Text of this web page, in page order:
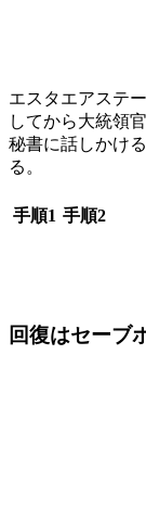
エスタエアステ
してから大統領
秘書に話しかけ
る。
手順1 手順2
回復はセーブ